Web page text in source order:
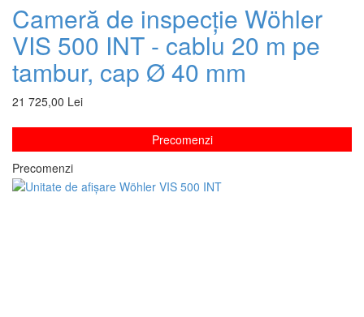
Cameră de inspecție Wöhler
VIS 500 INT - cablu 20 m pe
tambur, cap Ø 40 mm
21 725,00 Lei
Precomenzi
Precomenzi